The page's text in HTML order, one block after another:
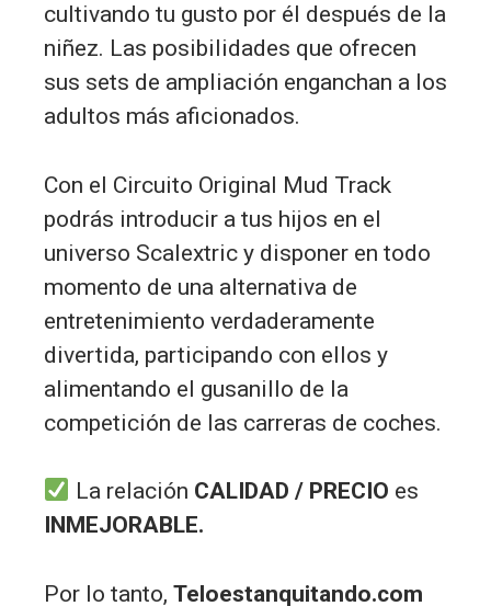
cultivando tu gusto por él después de la
niñez. Las posibilidades que ofrecen
sus sets de ampliación enganchan a los
adultos más aficionados.
Con el Circuito Original Mud Track
podrás introducir a tus hijos en el
universo Scalextric y disponer en todo
momento de una alternativa de
entretenimiento verdaderamente
divertida, participando con ellos y
alimentando el gusanillo de la
competición de las carreras de coches.
La relación CALIDAD / PRECIO es
INMEJORABLE.
Por lo tanto, Teloestanquitando.com